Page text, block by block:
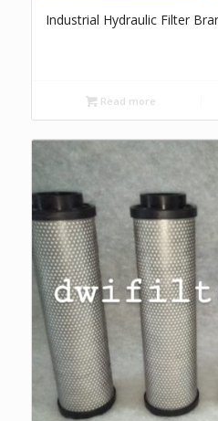
Industrial Hydraulic Filter
Read more